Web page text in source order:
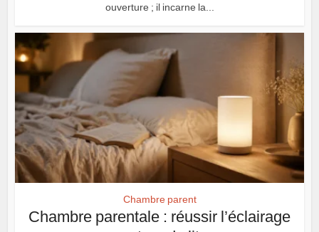
ouverture ; il incarne la...
Chambre parent
Chambre parentale : réussir l’éclairage